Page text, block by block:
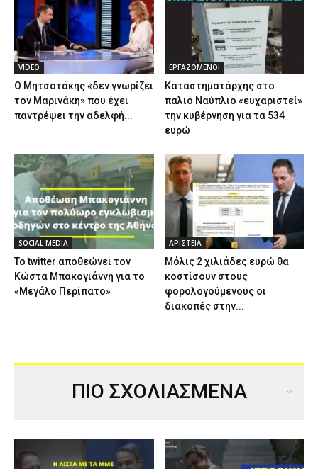
VIDEO
Ο Μητσοτάκης «δεν γνωρίζει
τον Μαρινάκη» που έχει
παντρέψει την αδελφή...
ΕΡΓΑΖΟΜΕΝΟΙ
Καταστηματάρχης στο
παλιό Ναύπλιο «ευχαριστεί»
την κυβέρνηση για τα 534
ευρώ
SOCIAL MEDIA
Το twitter αποθεώνει τον
Κώστα Μπακογιάννη για το
«Μεγάλο Περίπατο»
ΑΡΙΣΤΕΙΑ
Μόλις 2 χιλιάδες ευρώ θα
κοστίσουν στους
φορολογούμενους οι
διακοπές στην...
ΠΙΟ ΣΧΟΛΙΑΣΜΕΝΑ